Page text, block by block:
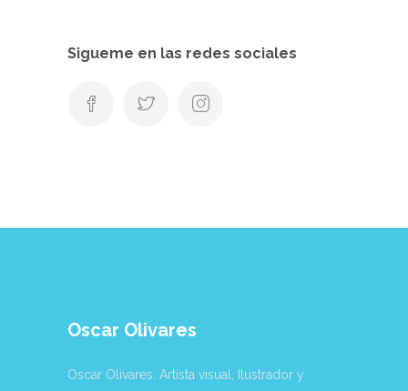
Sigueme en las redes sociales
Oscar Olivares
Oscar Olivares. Artista visual, Ilustrador y